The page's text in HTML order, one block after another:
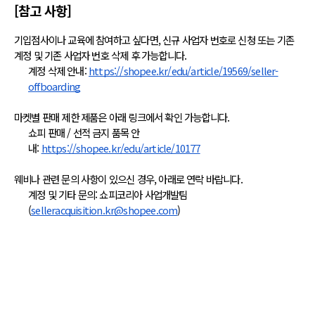
[참고 사항]
기입점사이나 교육에 참여하고 싶다면, 신규 사업자 번호로 신청 또는 기존
계정 및 기존 사업자 번호 삭제 후 가능합니다.
계정 삭제 안내: https://shopee.kr/edu/article/19569/seller-
offboarding
마켓별 판매 제한 제품은 아래 링크에서 확인 가능합니다.
쇼피 판매 / 선적 금지 품목 안
내: https://shopee.kr/edu/article/10177
웨비나 관련 문의 사항이 있으신 경우, 아래로 연락 바랍니다.
계정 및 기타 문의: 쇼피코리아 사업개발팀
(selleracquisition.kr@shopee.com)